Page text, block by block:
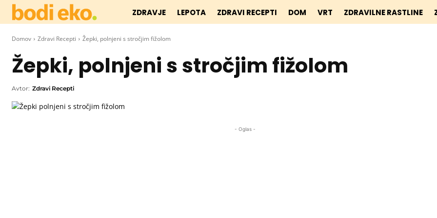
ZDRAVJE LEPOTA ZDRAVI RECEPTI DOM VRT ZDRAVILNE RASTLINE
Domov Zdravi Recepti Žepki, polnjeni s stročjim fižolom
Žepki, polnjeni s stročjim fižolom
Avtor: Zdravi Recepti
- Oglas -